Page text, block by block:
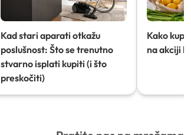
Kad stari aparati otkažu
poslušnost: Što se trenutno
stvarno isplati kupiti (i što
preskočiti)
Kako
na akciji